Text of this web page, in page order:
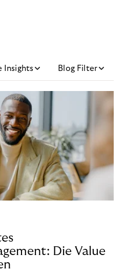
Insights Blog Filter
Die Value